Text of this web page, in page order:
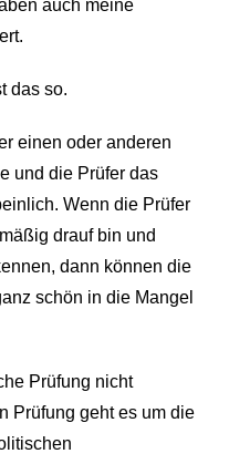
auch meine
das so.
einen oder anderen
und die Prüfer das
Wenn die Prüfer
drauf bin und
dann können die
schön in die Mangel
Prüfung nicht
Prüfung geht es um die